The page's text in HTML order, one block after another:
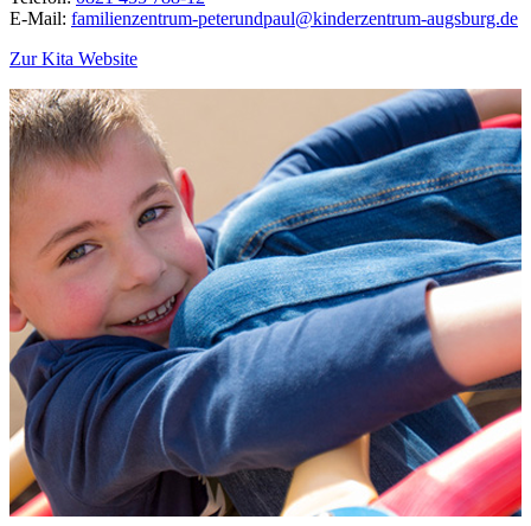
E-Mail: familienzentrum-peterundpaul@kinderzentrum-augsburg.de
Zur Kita Website